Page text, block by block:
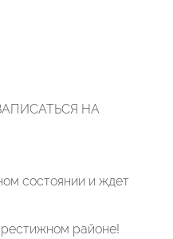
НА
состоянии и ждет
районе!